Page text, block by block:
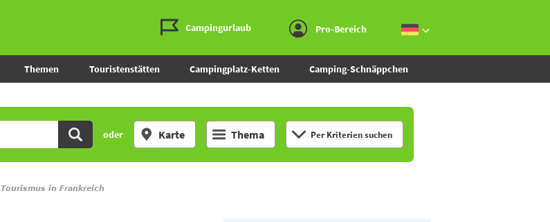
Campingurlaub Pro-Bereich
Themen Touristenstätten Campingplatz-Ketten Camping-Schnäppchen
oder Karte Thema Per Kriterien suchen
Tourismus in Frankreich